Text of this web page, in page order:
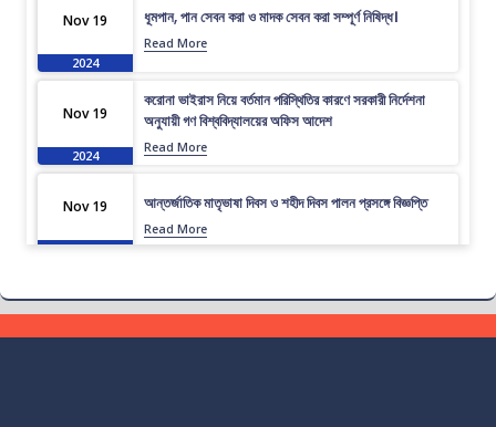
Nov 19
2024
ধূমপান, পান সেবন করা ও মাদক সেবন করা সম্পূর্ণ নিষিদ্ধ।
Read More
Nov 19
2024
করোনা ভাইরাস নিয়ে বর্তমান পরিস্থিতির কারণে সরকারী নির্দেশনা
অনুযায়ী গণ বিশ্ববিদ্যালয়ের অফিস আদেশ
Read More
Nov 19
2024
আন্তর্জাতিক মাতৃভাষা দিবস ও শহীদ দিবস পালন প্রসঙ্গে বিজ্ঞপ্তি
Read More
Nov 19
2024
২০২৩) বিজ্ঞপ্তি